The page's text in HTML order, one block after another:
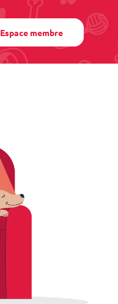
Espace membre